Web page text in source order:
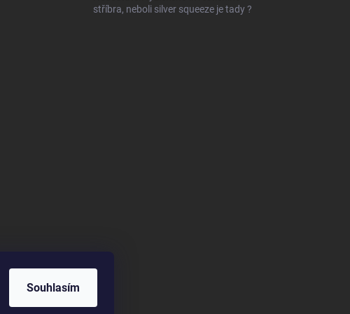
Souhlasím
stříbra, neboli silver squeeze je tady ?